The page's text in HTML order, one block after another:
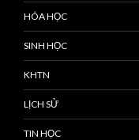
HÓA HỌC
SINH HỌC
KHTN
LỊCH SỬ
TIN HỌC